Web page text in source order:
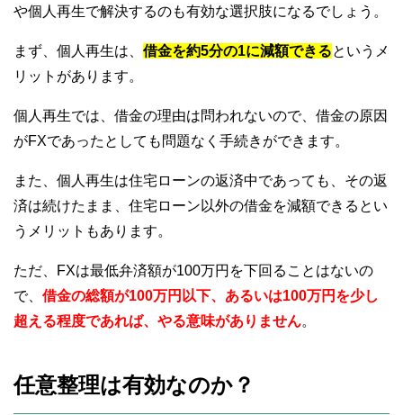
や個人再生で解決するのも有効な選択肢になるでしょう。
まず、個人再生は、 借金を約5分の1に減額できるというメ
リットがあります。
個人再生では、借金の理由は問われないので、借金の原因
がFXであったとしても問題なく手続きができます。
また、個人再生は住宅ローンの返済中であっても、その返
済は続けたまま、住宅ローン以外の借金を減額できるとい
うメリットもあります。
ただ、FXは最低弁済額が100万円を下回ることはないの
で、 借金の総額が100万円以下、あるいは100万円を少し
超える程度であれば、やる意味がありません。
任意整理は有効なのか？